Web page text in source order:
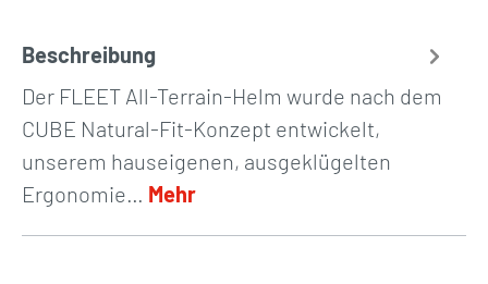
Beschreibung
Der FLEET All-Terrain-Helm wurde nach dem
CUBE Natural-Fit-Konzept entwickelt,
unserem hauseigenen, ausgeklügelten
Ergonomie… Mehr